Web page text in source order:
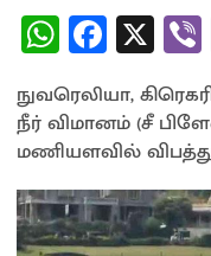
W
h
at
sA
p
p
Fa
ce
b
o
o
k
X
நுவரெலியா,
நீர் விமானம் (சீ
மணியளவில்